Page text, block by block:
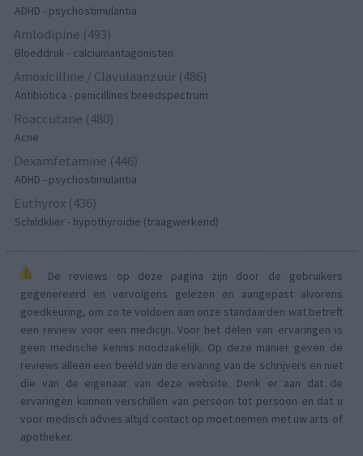
ADHD - psychostimulantia
Amlodipine (493)
Bloeddruk - calciumantagonisten
Amoxicilline / Clavulaanzuur (486)
Antibiotica - penicillines breedspectrum
Roaccutane (480)
Acne
Dexamfetamine (446)
ADHD - psychostimulantia
Euthyrox (436)
Schildklier - hypothyroidie (traagwerkend)
De reviews op deze pagina zijn door de gebruikers
gegenereerd en vervolgens gelezen en aangepast alvorens
goedkeuring, om zo te voldoen aan onze standaarden wat betreft
een review voor een medicijn. Voor het delen van ervaringen is
geen medische kennis noodzakelijk. Op deze manier geven de
reviews alleen een beeld van de ervaring van de schrijvers en niet
die van de eigenaar van deze website. Denk er aan dat de
ervaringen kunnen verschillen van persoon tot persoon en dat u
voor medisch advies altijd contact op moet nemen met uw arts of
apotheker.